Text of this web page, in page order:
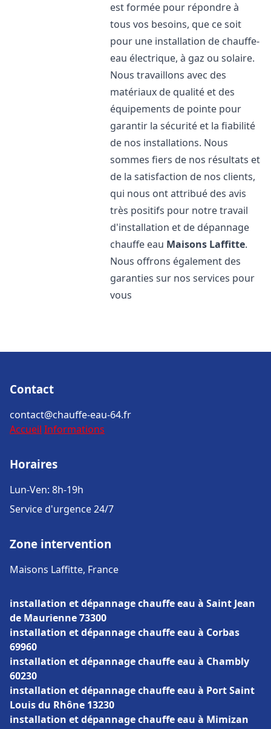
est formée pour répondre à
tous vos besoins, que ce soit
pour une installation de chauffe-
eau électrique, à gaz ou solaire.
Nous travaillons avec des
matériaux de qualité et des
équipements de pointe pour
garantir la sécurité et la fiabilité
de nos installations. Nous
sommes fiers de nos résultats et
de la satisfaction de nos clients,
qui nous ont attribué des avis
très positifs pour notre travail
d'installation et de dépannage
chauffe eau Maisons Laffitte.
Nous offrons également des
garanties sur nos services pour
vous
Contact
contact@chauffe-eau-64.fr
Accueil Informations
Horaires
Lun-Ven: 8h-19h
Service d'urgence 24/7
Zone intervention
Maisons Laffitte, France
installation et dépannage chauffe eau à Saint Jean
de Maurienne 73300
installation et dépannage chauffe eau à Corbas
69960
installation et dépannage chauffe eau à Chambly
60230
installation et dépannage chauffe eau à Port Saint
Louis du Rhône 13230
installation et dépannage chauffe eau à Mimizan